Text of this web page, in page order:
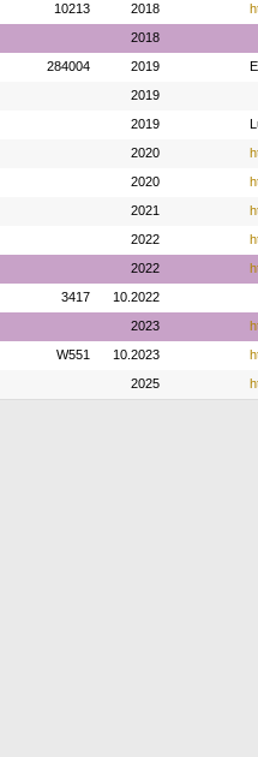
10213 2018
2018
284004 2019
2019
2019
2020
2020
2021
2022
2022
3417 10.2022
2023
W551 10.2023
2025